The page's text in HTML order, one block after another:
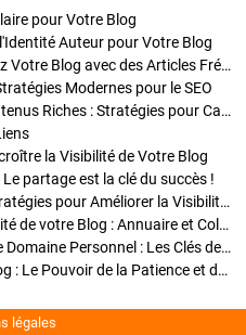
pour Votre Blog
Auteur pour Votre Blog
Stratégies de Publication : Boostez Votre Blog avec des Articles Fréquents et Exclusifs
Modernes pour le SEO
Enrichir Vos Articles avec des Contenus Riches : Stratégies pour Captiver et Optimiser
la Visibilité de Votre Blog
partage est la clé du succès !
Optimisation SEO des Articles : Stratégies pour Améliorer la Visibilité de Votre Blog
Stratégies pour améliorer la visibilité de votre Blog : Annuaire et Collaborations
Pourquoi Investir dans un Nom de Domaine Personnel : Les Clés de la Réussite de Votre Blog
Comment Faire Émerger Votre Blog : Le Pouvoir de la Patience et de la Persévérance
légales